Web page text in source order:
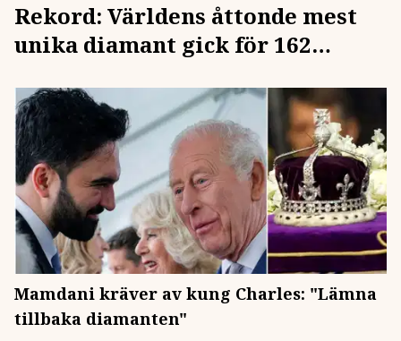
Rekord: Världens åttonde mest
unika diamant gick för 162
Mamdani kräver av kung Charles: "Lämna
tillbaka diamanten"